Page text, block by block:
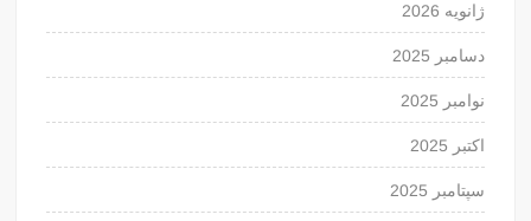
ژانویه 2026
دسامبر 2025
نوامبر 2025
اکتبر 2025
سپتامبر 2025